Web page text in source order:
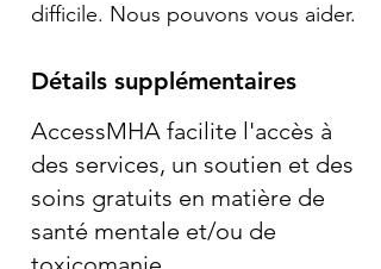
difficile. Nous pouvons vous aider.
Détails supplémentaires
AccessMHA facilite l'accès à
des services, un soutien et des
soins gratuits en matière de
santé mentale et/ou de